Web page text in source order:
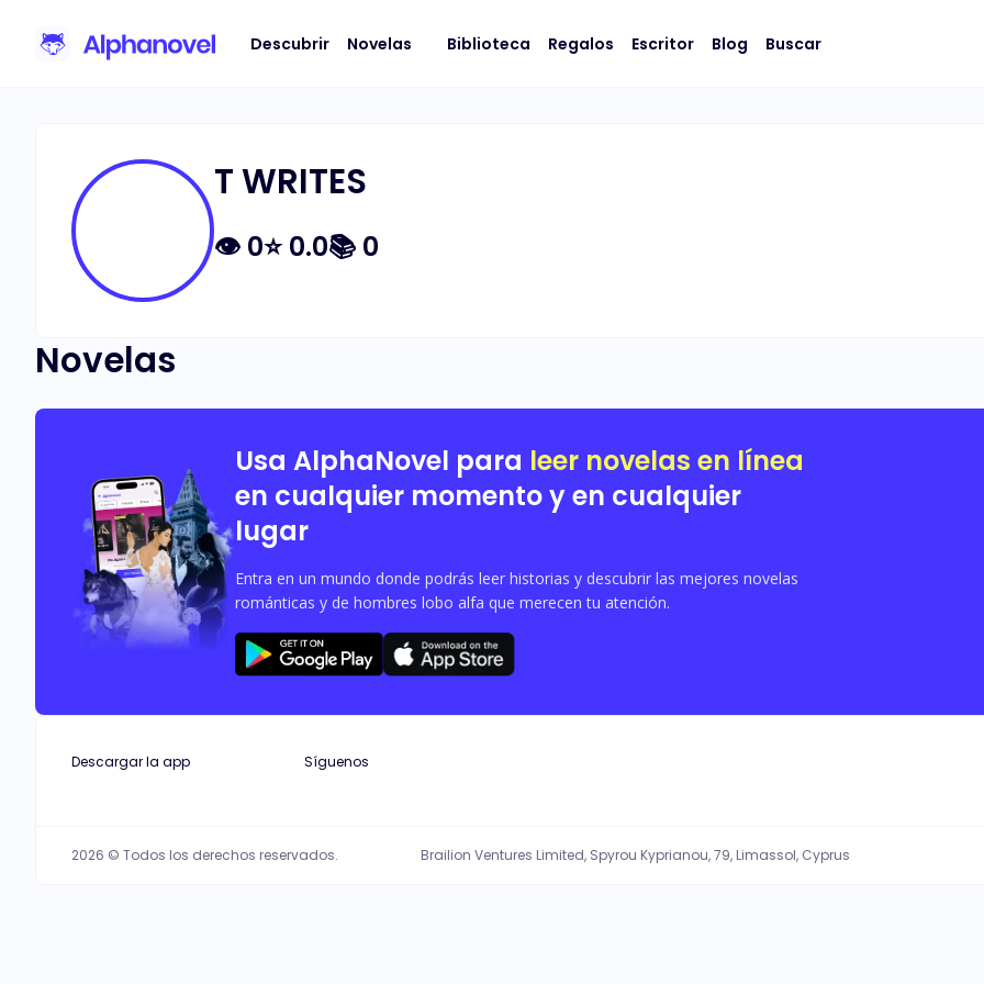
Descubrir Novelas Biblioteca Regalos Escritor Blog Buscar
T WRITES
👁 0⭐0.0📚 0
Novelas
Usa AlphaNovel para leer novelas en línea
en cualquier momento y en cualquier
lugar
Entra en un mundo donde podrás leer historias y descubrir las mejores novelas
románticas y de hombres lobo alfa que merecen tu atención.
Descargar la app Síguenos
2026 © Todos los derechos reservados. Brailion Ventures Limited, Spyrou Kyprianou, 79, Limassol, Cyprus